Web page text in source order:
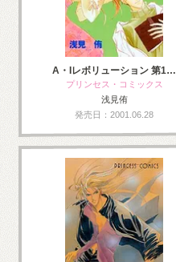
A・Iレボリューション 第1…
プリンセス・コミックス
浅見侑
発売日：2001.06.28